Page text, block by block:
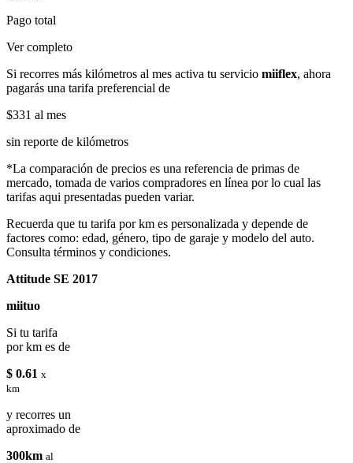
Pago total
Ver completo
Si recorres más kilómetros al mes activa tu servicio miiflex, ahora
pagarás una tarifa preferencial de
$331 al mes
sin reporte de kilómetros
*La comparación de precios es una referencia de primas de
mercado, tomada de varios compradores en línea por lo cual las
tarifas aqui presentadas pueden variar.
Recuerda que tu tarifa por km es personalizada y depende de
factores como: edad, género, tipo de garaje y modelo del auto.
Consulta términos y condiciones.
Attitude SE 2017
miituo
Si tu tarifa
por km es de
$ 0.61 x
km
y recorres un
aproximado de
300km al